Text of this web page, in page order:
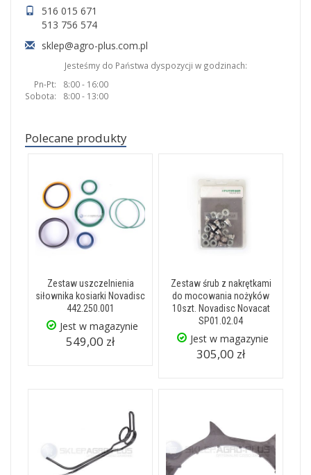
516 015 671
513 756 574
sklep@agro-plus.com.pl
Jesteśmy do Państwa dyspozycji w godzinach:
Pn-Pt:
Sobota:
8:00 - 16:00
8:00 - 13:00
Polecane produkty
Zestaw uszczelnienia
siłownika kosiarki Novadisc
442.250.001
Jest w magazynie
549,00 zł
Zestaw śrub z nakrętkami
do mocowania nożyków
10szt. Novadisc Novacat
SP01.02.04
Jest w magazynie
305,00 zł